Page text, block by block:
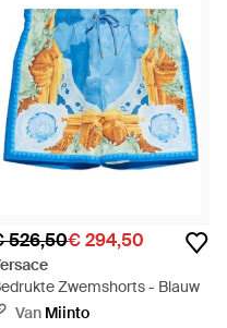
526,50€ 294,50
Zwemshorts - Blauw
Van Miinto